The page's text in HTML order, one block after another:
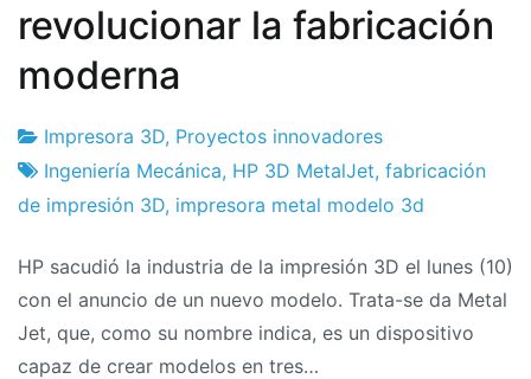
revolucionar la fabricación
moderna
Fábrica
de
13
el
el
2018
Impresora 3D, Proyectos innovadores
Ingeniería Mecánica, HP 3D MetalJet, fabricación
de impresión 3D, impresora metal modelo 3d
HP sacudió la industria de la impresión 3D el lunes (10)
con el anuncio de un nuevo modelo. Trata-se da Metal
Jet, que, como su nombre indica, es un dispositivo
capaz de crear modelos en tres…